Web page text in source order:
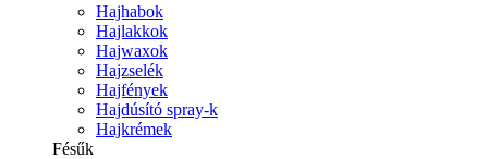
Hajhabok
Hajlakkok
Hajwaxok
Hajzselék
Hajfények
Hajdúsító spray-k
Hajkrémek
Fésűk